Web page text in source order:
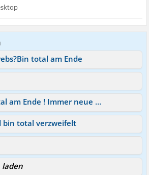
total am Ende
Neu hier und total am Ende ! Immer neue Symptome
bin total verzweifelt
laden